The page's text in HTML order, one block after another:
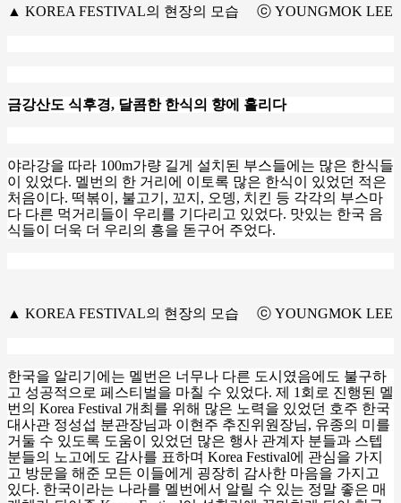
▲ KOREA FESTIVAL의 현장의 모습 ⓒ YOUNGMOK LEE
금강산도 식후경, 달콤한 한식의 향에 홀리다
야라강을 따라 100m가량 길게 설치된 부스들에는 많은 한식들
이 있었다. 멜번의 한 거리에 이토록 많은 한식이 있었던 적은
처음이다. 떡볶이 , 불고기 , 꼬지 , 오뎅, 치킨 등 각각의 부스마
다 다른 먹거리들이 우리를 기다리고 있었다. 맛있는 한국 음
식들이 더욱 더 우리의 흥을 돋구어 주었다.
▲ KOREA FESTIVAL의 현장의 모습 ⓒ YOUNGMOK LEE
한국을 알리기에는 멜번은 너무나 다른 도시였음에도 불구하
고 성공적으로 페스티벌을 마칠 수 있었다. 제 1회로 진행된 멜
번의 Korea Festival 개최를 위해 많은 노력을 있었던 호주 한국
대사관 정성섭 분관장님과 이현주 추진위원장님, 유종의 미를
거둘 수 있도록 도움이 있었던 많은 행사 관계자 분들과 스텝
분들의 노고에도 감사를 표하며 Korea Festival에 관심을 가지
고 방문을 해준 모든 이들에게 굉장히 감사한 마음을 가지고
있다. 한국이라는 나라를 멜번에서 알릴 수 있는 정말 좋은 매